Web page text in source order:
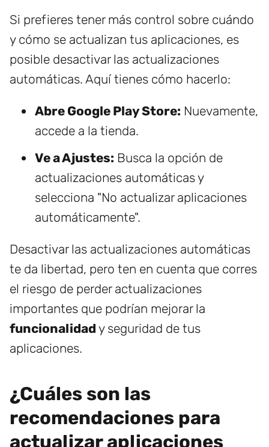
Si prefieres tener más control sobre cuándo
y cómo se actualizan tus aplicaciones, es
posible desactivar las actualizaciones
automáticas. Aquí tienes cómo hacerlo:
Abre Google Play Store: Nuevamente,
accede a la tienda.
Ve a Ajustes: Busca la opción de
actualizaciones automáticas y
selecciona "No actualizar aplicaciones
automáticamente".
Desactivar las actualizaciones automáticas
te da libertad, pero ten en cuenta que corres
el riesgo de perder actualizaciones
importantes que podrían mejorar la
funcionalidad y seguridad de tus
aplicaciones.
¿Cuáles son las
recomendaciones para
actualizar aplicaciones